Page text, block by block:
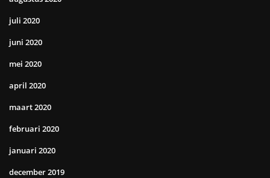
juli 2020
juni 2020
mei 2020
april 2020
maart 2020
februari 2020
januari 2020
december 2019